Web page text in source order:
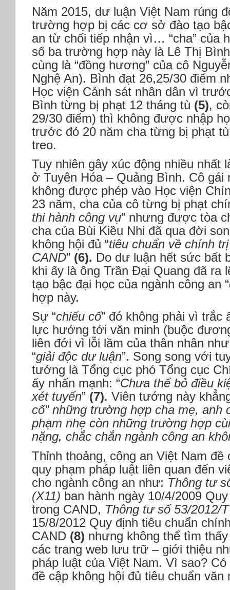
Năm 2015, dư luận Việt Nam rúng
trường hợp bị các cơ sở đào tạo
an từ chối tiếp nhận vì… “cha” của
số ba trường hợp này là Lê Thị
cùng là “đồng hương” của cô
Nghệ An). Bình đạt 26,25/30 điểm
Học viện Cảnh sát nhân dân vì
Bình từng bị phạt 12 tháng tù (5),
29/30 điểm) thì không được nhập
trước đó 20 năm cha từng bị phạt
treo.
Tuy nhiên gây xúc động nhiều nhất
ở Tuyên Hóa – Quảng Bình. Cô gái
không được phép vào Học viện
23 năm, cha của cô từng bị phạt
thi hành công vụ” nhưng được tòa
cha của Bùi Kiều Nhi đã qua đời
không hội đủ “tiêu chuẩn về chính
CAND” (6). Do dư luận hết sức bất
khi ấy là ông Trần Đại Quang đã ra
tạo bậc đại học của ngành công an “
hợp này.
Sự “chiếu cố” đó không phải vì trắc
lực hướng tới văn minh (buộc
liên đới vì lỗi lầm của thân nhân
“giải độc dư luận”. Song song với
tướng là Tổng cục phó Tổng cục
ấy nhấn mạnh: “Chưa thể bỏ điều
xét tuyển” (7). Viên tướng này
cố” những trường hợp cha mẹ, anh
phạm nhẹ còn những trường hợp
nặng, chắc chắn ngành công an
Thỉnh thoảng, công an Việt Nam đề
quy phạm pháp luật liên quan đến
cho ngành công an như: Thông tư
(X11) ban hành ngày 10/4/2009
trong CAND, Thông tư số 53/2012/
15/8/2012 Quy định tiêu chuẩn
CAND (8) nhưng không thể tìm
các trang web lưu trữ – giới thiệu
pháp luật của Việt Nam. Vì sao?
đề cập không hội đủ tiêu chuẩn văn